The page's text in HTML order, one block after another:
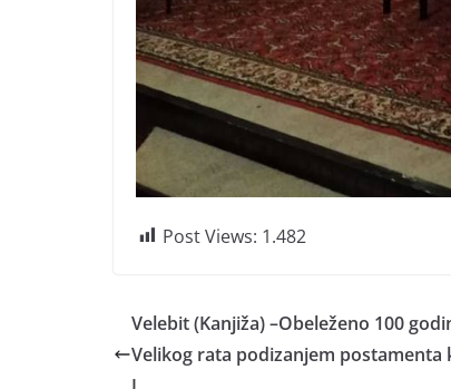
Post Views: 1.482
Velebit (Kanjiža) –Obeleženo 100
Velikog rata podizanjem postamenta